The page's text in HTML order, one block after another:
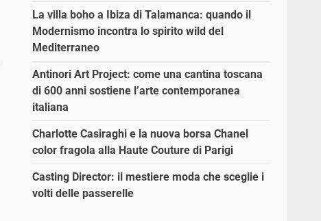
La villa boho a Ibiza di Talamanca: quando il
Modernismo incontra lo spirito wild del
Mediterraneo
Antinori Art Project: come una cantina toscana
di 600 anni sostiene l’arte contemporanea
italiana
Charlotte Casiraghi e la nuova borsa Chanel
color fragola alla Haute Couture di Parigi
Casting Director: il mestiere moda che sceglie i
volti delle passerelle